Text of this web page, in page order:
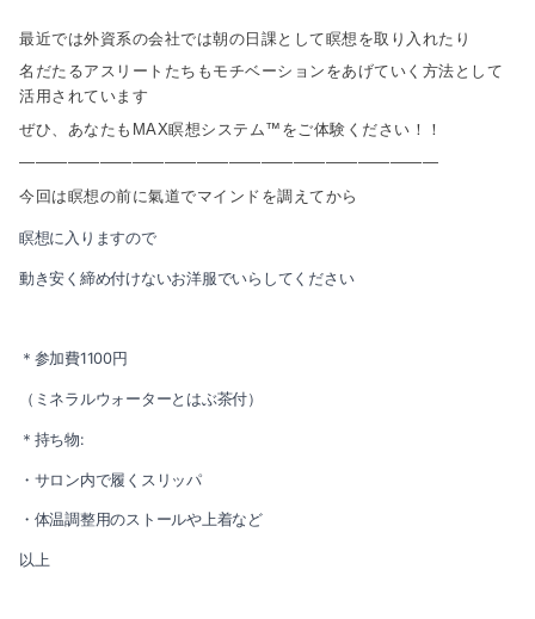
最近では外資系の会社では朝の日課として瞑想を取り入れたり
名だたるアスリートたちもモチベーションをあげていく方法として
活用されています
ぜひ、あなたもMAX瞑想システム™️をご体験ください！！
――――――――――――――――――――――――――
今回は瞑想の前に氣道でマインドを調えてから
瞑想に入りますので
動き安く締め付けないお洋服でいらしてください
＊参加費1100円
（ミネラルウォーターとはぶ茶付）
＊持ち物:
・サロン内で履くスリッパ
・体温調整用のストールや上着など
以上